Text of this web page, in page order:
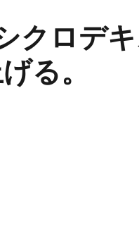
クロデ
る。